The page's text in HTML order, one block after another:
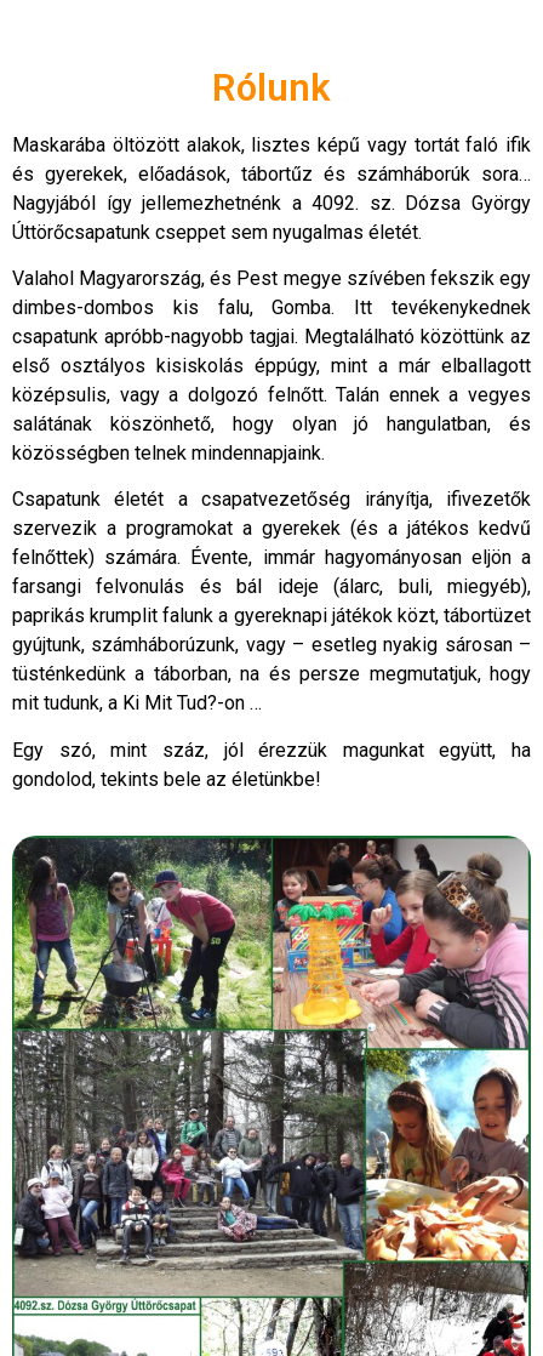
Rólunk
Maskarába öltözött alakok, lisztes képű vagy tortát faló ifik
és gyerekek, előadások, tábortűz és számháborúk sora…
Nagyjából így jellemezhetnénk a 4092. sz. Dózsa György
Úttörőcsapatunk cseppet sem nyugalmas életét.
Valahol Magyarország, és Pest megye szívében fekszik egy
dimbes-dombos kis falu, Gomba. Itt tevékenykednek
csapatunk apróbb-nagyobb tagjai. Megtalálható közöttünk az
első osztályos kisiskolás éppúgy, mint a már elballagott
középsulis, vagy a dolgozó felnőtt. Talán ennek a vegyes
salátának köszönhető, hogy olyan jó hangulatban, és
közösségben telnek mindennapjaink.
Csapatunk életét a csapatvezetőség irányítja, ifivezetők
szervezik a programokat a gyerekek (és a játékos kedvű
felnőttek) számára. Évente, immár hagyományosan eljön a
farsangi felvonulás és bál ideje (álarc, buli, miegyéb),
paprikás krumplit falunk a gyereknapi játékok közt, tábortüzet
gyújtunk, számháborúzunk, vagy – esetleg nyakig sárosan –
tüsténkedünk a táborban, na és persze megmutatjuk, hogy
mit tudunk, a Ki Mit Tud?-on …
Egy szó, mint száz, jól érezzük magunkat együtt, ha
gondolod, tekints bele az életünkbe!